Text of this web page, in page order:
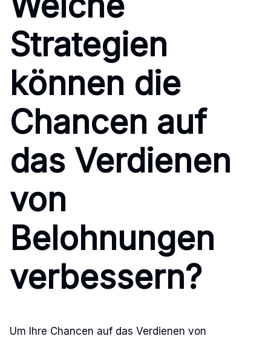
Strategien
können die
Chancen auf
das Verdienen
von
Belohnungen
verbessern?
Um Ihre Chancen auf das Verdienen von